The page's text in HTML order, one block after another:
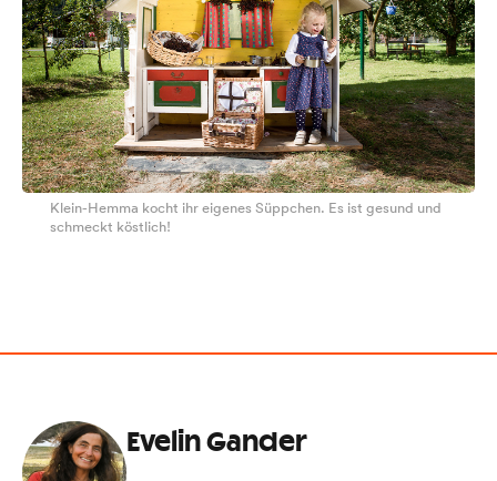
Klein-Hemma kocht ihr eigenes Süppchen. Es ist gesund und
schmeckt köstlich!
Evelin Gander